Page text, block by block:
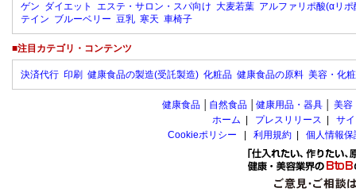
ゲン ダイエット エステ・サロン・スパ向け 大麦若葉 アルファリポ酸(αリポ
テイン ブルーベリー 豆乳 寒天 車椅子
■注目カテゴリ・コンテンツ
決済代行 印刷 健康食品の製造(受託製造) 化粧品 健康食品の原料 美容・化
健康食品 自然食品 健康用品・器具 美容
ホーム
プレスリリース
サ
Cookieポリシー
利用規約 個人情報